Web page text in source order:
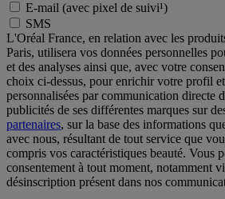
E-mail (avec pixel de suivi¹)
SMS
L'Oréal France, en relation avec les
Paris, utilisera vos données personnelles
et des analyses ainsi que, avec votre
choix ci-dessus, pour enrichir votre profil
personnalisées par communication directe
publicités de ses différentes marques sur
partenaires, sur la base des informations
avec nous, résultant de tout service que
compris vos caractéristiques beauté. Vous
consentement à tout moment, notamment
désinscription présent dans nos